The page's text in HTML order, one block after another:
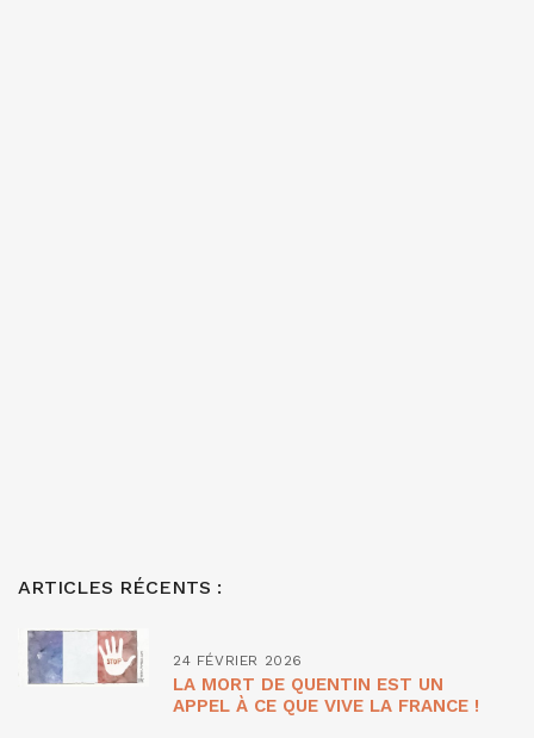
ARTICLES RÉCENTS :
24 FÉVRIER 2026
LA MORT DE QUENTIN EST UN
APPEL À CE QUE VIVE LA FRANCE !